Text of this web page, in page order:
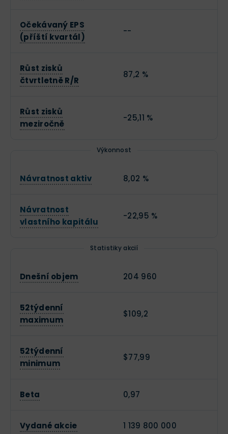
Očekávaný EPS
(příští kvartál)
--
Růst zisků
čtvrtletně R/R
87,2 %
Růst zisků
meziročně
-25,11 %
Výkonnost
Návratnost aktiv 8,02 %
Návratnost
vlastního kapitálu
-22,95 %
Statistiky akcií
Dnešní objem 204 960
52týdenní
maximum
$109,2
52týdenní
minimum
$77,99
Beta 0,97
Vydané akcie 1 139 800 000